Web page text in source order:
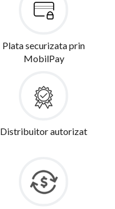
Plata securizata prin
MobilPay
Distribuitor autorizat